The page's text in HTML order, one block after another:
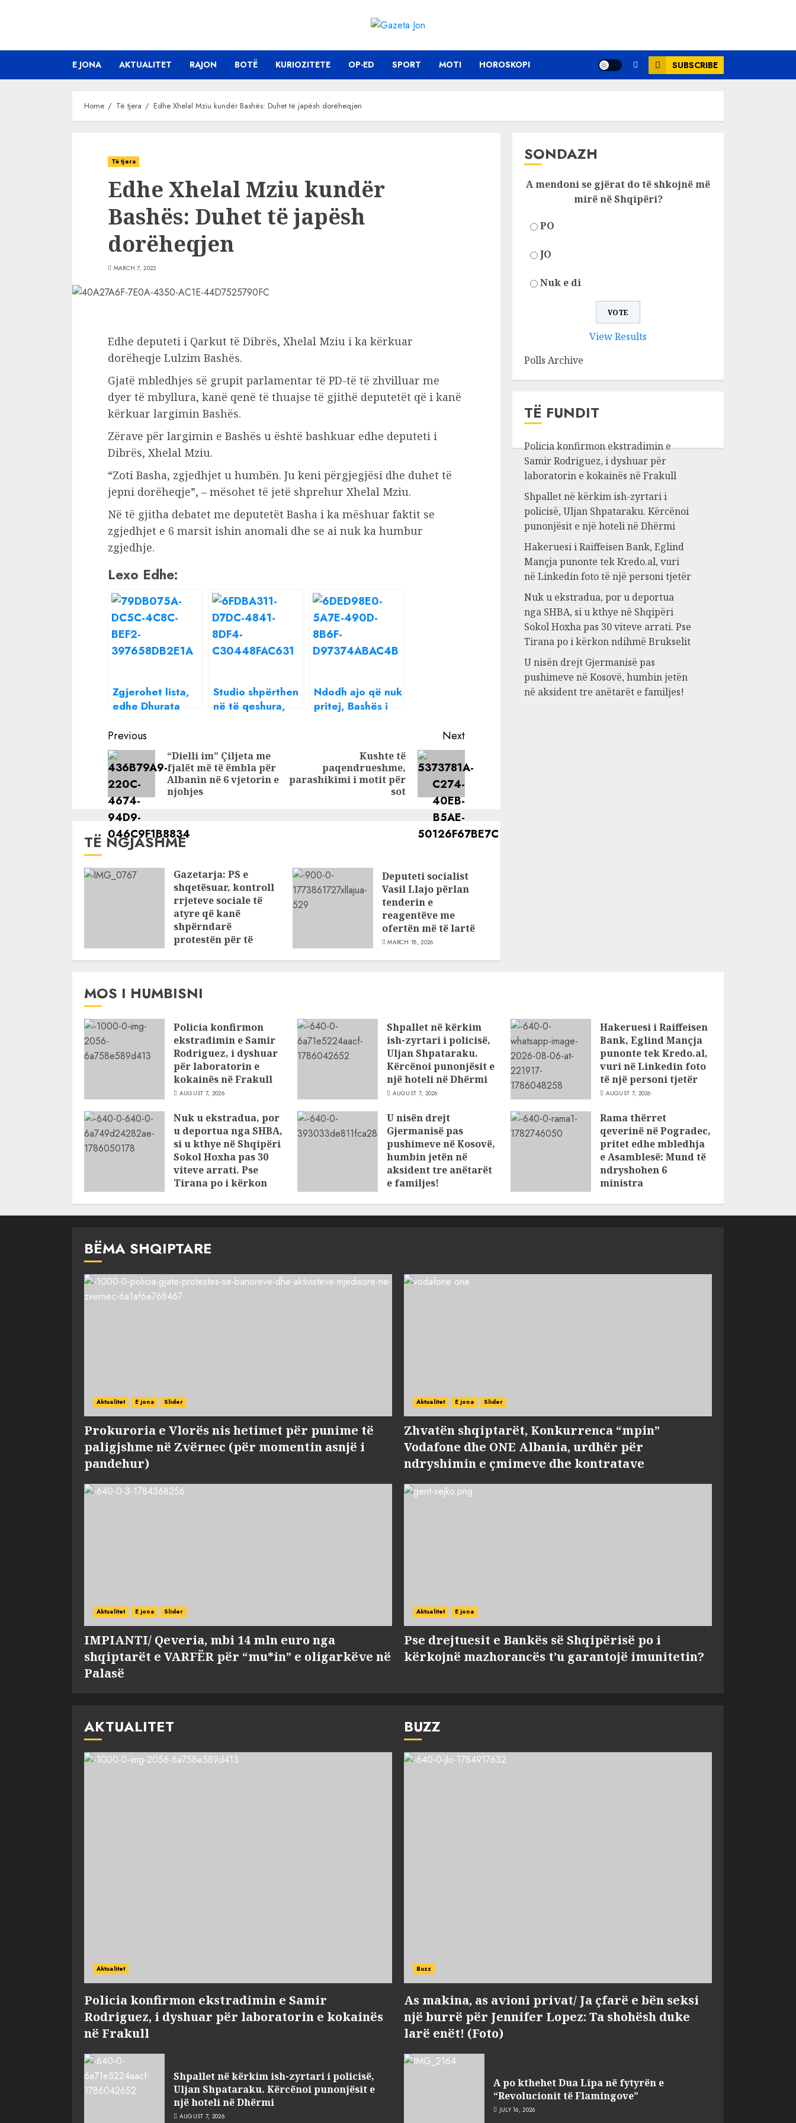
E JONA AKTUALITET RAJON BOTË KURIOZITETE OP-ED SPORT MOTI HOROSKOPI SUBSCRIBE
Home Të tjera Edhe Xhelal Mziu kundër Bashës: Duhet të japësh dorëheqjen
Të tjera
Edhe Xhelal Mziu kundër
Bashës: Duhet të japësh
dorëheqjen
MARCH 7, 2022
Edhe deputeti i Qarkut të Dibrës, Xhelal Mziu i ka kërkuar
dorëheqje Lulzim Bashës.
Gjatë mbledhjes së grupit parlamentar të PD-të të zhvilluar me
dyer të mbyllura, kanë qenë të thuajse të gjithë deputetët që i kanë
kërkuar largimin Bashës.
Zërave për largimin e Bashës u është bashkuar edhe deputeti i
Dibrës, Xhelal Mziu.
“Zoti Basha, zgjedhjet u humbën. Ju keni përgjegjësi dhe duhet të
jepni dorëheqje”, – mësohet të jetë shprehur Xhelal Mziu.
Në të gjitha debatet me deputetët Basha i ka mëshuar faktit se
zgjedhjet e 6 marsit ishin anomali dhe se ai nuk ka humbur
zgjedhje.
Lexo Edhe:
Zgjerohet lista,
edhe Dhurata
Bashës: Jep
dorëheqjen
Studio shpërthen
në të qeshura,
të parë për
dorëheqjen e
Bashës
Ndodh ajo që nuk
pritej, Bashës i
Continue
Reading
Previous
Previous
post:
“Dielli im” Çiljeta me
fjalët më të ëmbla për
Albanin në 6 vjetorin e
njohjes
Next
post:
Kushte të
paqendrueshme,
parashikimi i motit për
sot
TË NGJASHME
Gazetarja: PS e
shqetësuar, kontroll
rrjeteve sociale të
atyre që kanë
shpërndarë
protestën për të
Deputeti socialist
Vasil Llajo përlan
tenderin e
reagentëve me
ofertën më të lartë
MARCH 18, 2026
SONDAZH
A mendoni se gjërat do të shkojnë më
mirë në Shqipëri?
PO
JO
Nuk e di
View Results
Polls Archive
TË FUNDIT
Policia konfirmon ekstradimin e
Samir Rodriguez, i dyshuar për
laboratorin e kokainës në Frakull
Shpallet në kërkim ish-zyrtari i
policisë, Uljan Shpataraku. Kërcënoi
punonjësit e një hoteli në Dhërmi
Hakeruesi i Raiffeisen Bank, Eglind
Mançja punonte tek Kredo.al, vuri
në Linkedin foto të një personi tjetër
Nuk u ekstradua, por u deportua
nga SHBA, si u kthye në Shqipëri
Sokol Hoxha pas 30 viteve arrati. Pse
Tirana po i kërkon ndihmë Brukselit
U nisën drejt Gjermanisë pas
pushimeve në Kosovë, humbin jetën
në aksident tre anëtarët e familjes!
MOS I HUMBISNI
Policia konfirmon
ekstradimin e Samir
Rodriguez, i dyshuar
për laboratorin e
kokainës në Frakull
AUGUST 7, 2026
Shpallet në kërkim
ish-zyrtari i policisë,
Uljan Shpataraku.
Kërcënoi punonjësit e
një hoteli në Dhërmi
AUGUST 7, 2026
Hakeruesi i Raiffeisen
Bank, Eglind Mançja
punonte tek Kredo.al,
vuri në Linkedin foto
të një personi tjetër
AUGUST 7, 2026
Nuk u ekstradua, por
u deportua nga SHBA,
si u kthye në Shqipëri
Sokol Hoxha pas 30
viteve arrati. Pse
Tirana po i kërkon
U nisën drejt
Gjermanisë pas
pushimeve në Kosovë,
humbin jetën në
aksident tre anëtarët
e familjes!
Rama thërret
qeverinë në Pogradec,
pritet edhe mbledhja
e Asamblesë: Mund të
ndryshohen 6
ministra
BËMA SHQIPTARE
Aktualitet E jona Slider
Prokuroria e Vlorës nis hetimet për punime të
paligjshme në Zvërnec (për momentin asnjë i
pandehur)
Aktualitet E jona Slider
Zhvatën shqiptarët, Konkurrenca “mpin”
Vodafone dhe ONE Albania, urdhër për
ndryshimin e çmimeve dhe kontratave
Aktualitet E jona Slider
IMPIANTI/ Qeveria, mbi 14 mln euro nga
shqiptarët e VARFËR për “mu*in” e oligarkëve në
Palasë
Aktualitet E jona
Pse drejtuesit e Bankës së Shqipërisë po i
kërkojnë mazhorancës t’u garantojë imunitetin?
AKTUALITET
Aktualitet
Policia konfirmon ekstradimin e Samir
Rodriguez, i dyshuar për laboratorin e kokainës
në Frakull
Shpallet në kërkim ish-zyrtari i policisë,
Uljan Shpataraku. Kërcënoi punonjësit e
një hoteli në Dhërmi
AUGUST 7, 2026
BUZZ
Buzz
As makina, as avioni privat/ Ja çfarë e bën seksi
një burrë për Jennifer Lopez: Ta shohësh duke
larë enët! (Foto)
A po kthehet Dua Lipa në fytyrën e
“Revolucionit të Flamingove”
JULY 16, 2026